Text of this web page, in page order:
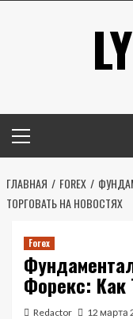
меню
ГЛАВНАЯ FOREX
ТОРГОВАТЬ НА НОВОСТЯХ
Forex
Форекс: Как
Redactor 12 марта